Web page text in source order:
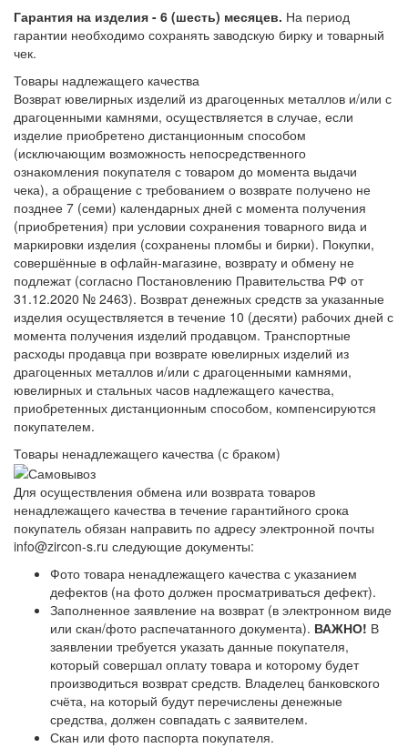
Гарантия на изделия - 6 (шесть) месяцев. На период
гарантии необходимо сохранять заводскую бирку и товарный
чек.
Товары надлежащего качества
Возврат ювелирных изделий из драгоценных металлов и/или с
драгоценными камнями, осуществляется в случае, если
изделие приобретено дистанционным способом
(исключающим возможность непосредственного
ознакомления покупателя с товаром до момента выдачи
чека), а обращение с требованием о возврате получено не
позднее 7 (семи) календарных дней с момента получения
(приобретения) при условии сохранения товарного вида и
маркировки изделия (сохранены пломбы и бирки). Покупки,
совершённые в офлайн-магазине, возврату и обмену не
подлежат (согласно Постановлению Правительства РФ от
31.12.2020 № 2463). Возврат денежных средств за указанные
изделия осуществляется в течение 10 (десяти) рабочих дней с
момента получения изделий продавцом. Транспортные
расходы продавца при возврате ювелирных изделий из
драгоценных металлов и/или с драгоценными камнями,
ювелирных и стальных часов надлежащего качества,
приобретенных дистанционным способом, компенсируются
покупателем.
Товары ненадлежащего качества (с браком)
Для осуществления обмена или возврата товаров
ненадлежащего качества в течение гарантийного срока
покупатель обязан направить по адресу электронной почты
info@zircon-s.ru следующие документы:
Фото товара ненадлежащего качества с указанием
дефектов (на фото должен просматриваться дефект).
Заполненное заявление на возврат (в электронном виде
или скан/фото распечатанного документа). ВАЖНО! В
заявлении требуется указать данные покупателя,
который совершал оплату товара и которому будет
производиться возврат средств. Владелец банковского
счёта, на который будут перечислены денежные
средства, должен совпадать с заявителем.
Скан или фото паспорта покупателя.